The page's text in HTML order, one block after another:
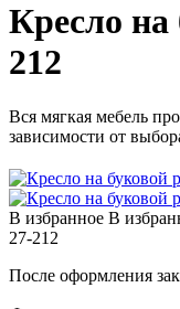
Кресло на
212
Вся мягкая мебель
зависимости от
В избранное В
27-212
После оформления